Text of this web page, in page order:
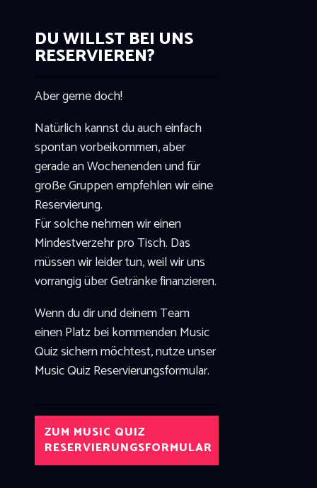
DU WILLST BEI UNS
RESERVIEREN?
Aber gerne doch!
Natürlich kannst du auch einfach
spontan vorbeikommen, aber
gerade an Wochenenden und für
große Gruppen empfehlen wir eine
Reservierung.
Für solche nehmen wir einen
Mindestverzehr pro Tisch. Das
müssen wir leider tun, weil wir uns
vorrangig über Getränke finanzieren.
Wenn du dir und deinem Team
einen Platz bei kommenden Music
Quiz sichern möchtest, nutze unser
Music Quiz Reservierungsformular.
ZUM MUSIC QUIZ
RESERVIERUNGSFORMULAR